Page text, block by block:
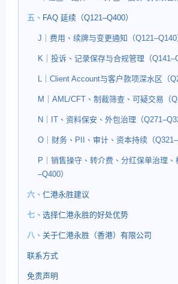
五、 FAQ 延续（Q121–Q400）
J｜费用、续牌与变更通知（Q121–Q140
K｜投诉、记录保存与合规管理（
L｜Client Account与客户款项深水区（
M｜AML/CFT、制裁筛查、可疑交易（
N｜IT、资料保安、外包治理（
O｜财务、PII、审计、资本持续（
P｜销售操守、转介费、分红保单治理
–Q400）
六、 仁港永胜建议
七、 选择仁港永胜的好处优势
八、 关于仁港永胜（香港）有限公司
联系方式
免责声明